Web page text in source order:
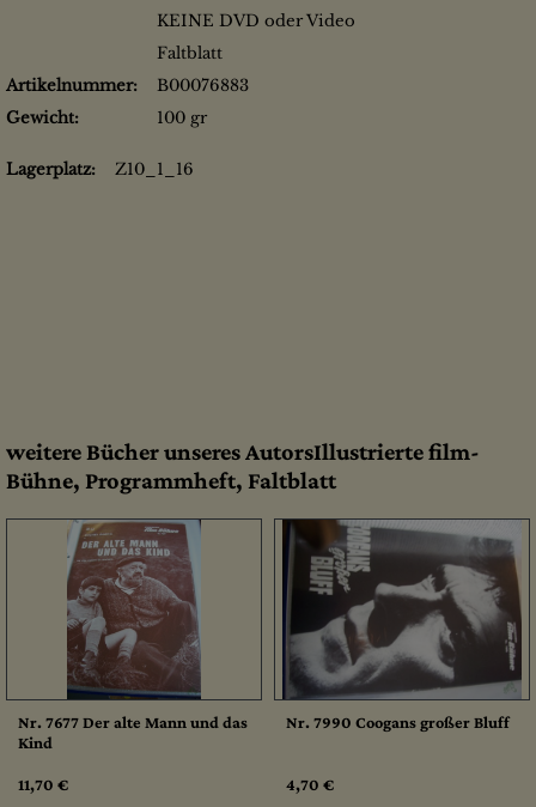
KEINE DVD oder Video
Faltblatt
Artikelnummer:
B00076883
Gewicht:
100 gr
Lagerplatz: Z10_1_16
weitere Bücher unseres AutorsIllustrierte film-
Bühne, Programmheft, Faltblatt
Nr. 7677 Der alte Mann und das
Kind
11,70 €
Nr. 7990 Coogans großer Bluff
4,70 €